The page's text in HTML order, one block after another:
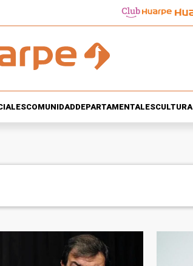
COMUNIDADDEPARTAMENTALESCULTURA